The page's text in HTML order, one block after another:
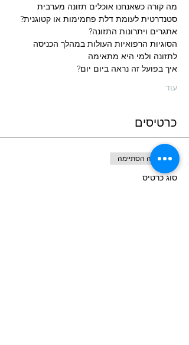
מה קורה כשאנחנו אוכלים תזונה מערבית
סטנדרטית לעומת דלת פחמימות או קטוגנית?
אתגרים ויתרונות התזונה?
הסוגיות הרפואיות העולות במהלך הכניסה
לתזונה ולמי היא מתאימה
איך בפועל זה נראה ביום יום?
עוד
כרטיסים
המכירה הסתיימה
סוג כרטיס